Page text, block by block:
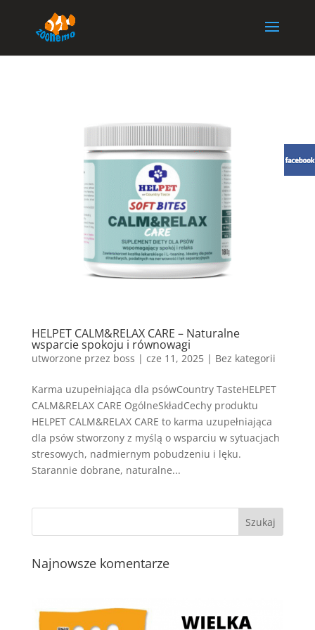
HELPET CALM&RELAX CARE – Naturalne
wsparcie spokoju i równowagi
utworzone przez boss | cze 11, 2025| Bez kategorii
Karma uzupełniająca dla psówCountry TasteHELPET
CALM&RELAX CARE OgólneSkładCechy produktu
HELPET CALM&RELAX CARE to karma uzupełniająca
dla psów stworzony z myślą o wsparciu w sytuacjach
stresowych, nadmiernym pobudzeniu i lęku.
Starannie dobrane, naturalne...
Najnowsze komentarze